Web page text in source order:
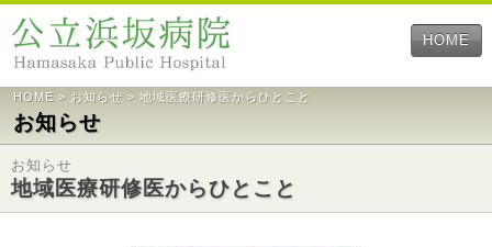
HOME
HOME > お知らせ > 地域医療研修医からひとこと
お知らせ
お知らせ
地域医療研修医からひとこと